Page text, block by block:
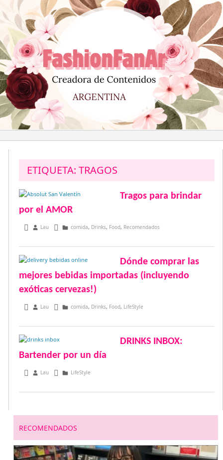
al
contenido
ETIQUETA: TRAGOS
Tragos para brindar
por el AMOR
febrero 14, 2017
Lau comida, Drinks, Food, Recomendados
Dónde comprar las
mejores bebidas importadas (incluyendo
exóticas cervezas!)
enero 20, 2017
Lau comida, Drinks, Food, LifeStyle
DRINKS INBOX:
Bartender por un día
octubre 21, 2015
Lau LifeStyle
RECOMENDADOS